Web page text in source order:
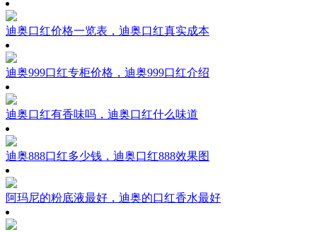
迪奥口红价格一览表，迪奥口红真实成本
迪奥999口红专柜价格，迪奥999口红介绍
迪奥口红有香味吗，迪奥口红什么味道
迪奥888口红多少钱，迪奥口红888效果图
阿玛尼的粉底液最好，迪奥的口红香水最好